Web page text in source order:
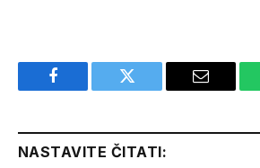
Facebook Twitter Email
NASTAVITE ČITATI: